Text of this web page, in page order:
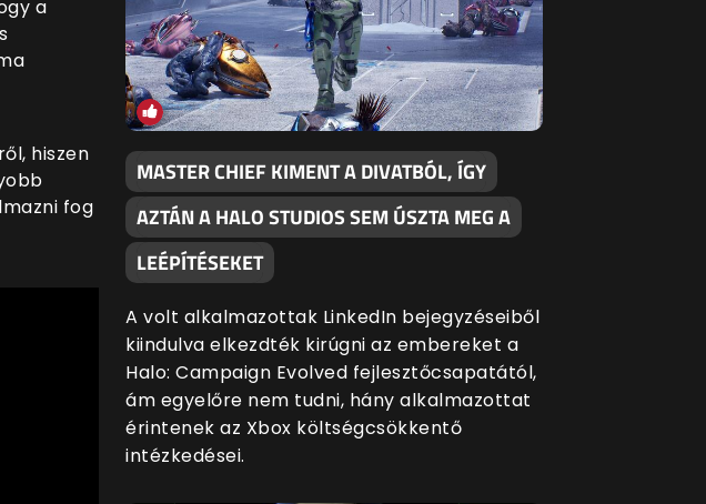
a
hiszen
fog
MASTER CHIEF KIMENT A DIVATBÓL, ÍGY
AZTÁN A HALO STUDIOS SEM ÚSZTA MEG A
LEÉPÍTÉSEKET
A volt alkalmazottak LinkedIn bejegyzéseiből
kiindulva elkezdték kirúgni az embereket a
Halo: Campaign Evolved fejlesztőcsapatától,
ám egyelőre nem tudni, hány alkalmazottat
érintenek az Xbox költségcsökkentő
intézkedései.